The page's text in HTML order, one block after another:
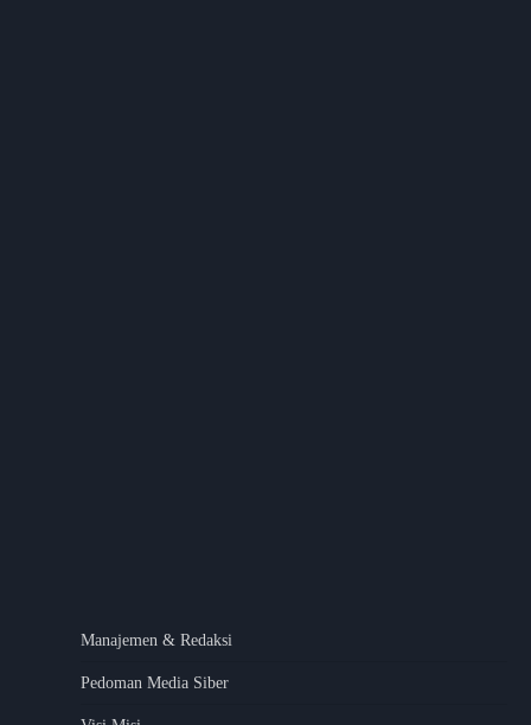
Manajemen & Redaksi
Pedoman Media Siber